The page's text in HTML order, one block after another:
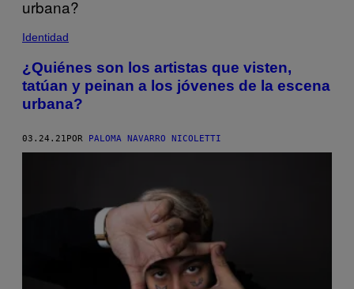
Identidad
¿Quiénes son los artistas que visten,
tatúan y peinan a los jóvenes de la escena
urbana?
03.24.21 POR PALOMA NAVARRO NICOLETTI